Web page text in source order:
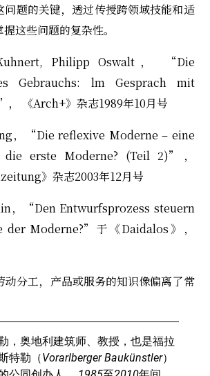
问题的关键，透过传授跨领域技能和适
这些问题的复杂性。
Philipp Oswalt， “Die
Gebrauchs: lm Gesprach mit
《Arch+》杂志1989年10月号
，“Die reflexive Moderne – eine
die erste Moderne? (Teil 2)”，
》杂志2003年12月号
，“Den Entwurfsprozess steuern
Moderne?”于《Daidalos》，
分工，产品或服务的知识像偏离了常
，奥地利建筑师、教授，也是福拉
特勒（Vorarlberger Baukünstler）